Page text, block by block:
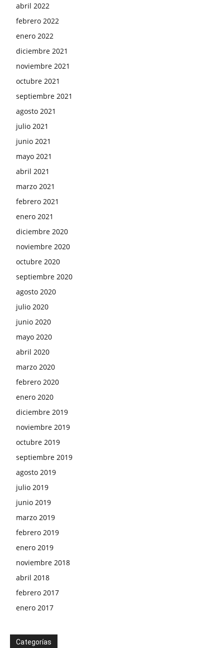
abril 2022
febrero 2022
enero 2022
diciembre 2021
noviembre 2021
octubre 2021
septiembre 2021
agosto 2021
julio 2021
junio 2021
mayo 2021
abril 2021
marzo 2021
febrero 2021
enero 2021
diciembre 2020
noviembre 2020
octubre 2020
septiembre 2020
agosto 2020
julio 2020
junio 2020
mayo 2020
abril 2020
marzo 2020
febrero 2020
enero 2020
diciembre 2019
noviembre 2019
octubre 2019
septiembre 2019
agosto 2019
julio 2019
junio 2019
marzo 2019
febrero 2019
enero 2019
noviembre 2018
abril 2018
febrero 2017
enero 2017
Categorías